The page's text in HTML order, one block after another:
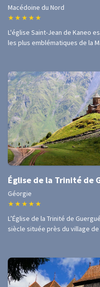
Macédoine du Nord
★ ★ ★ ★ ★
L'église Saint-Jean de Kaneo
les plus emblématiques de la
Église de la Trinité de
Géorgie
★ ★ ★ ★ ★
L’Église de la Trinité de
siècle située près du village